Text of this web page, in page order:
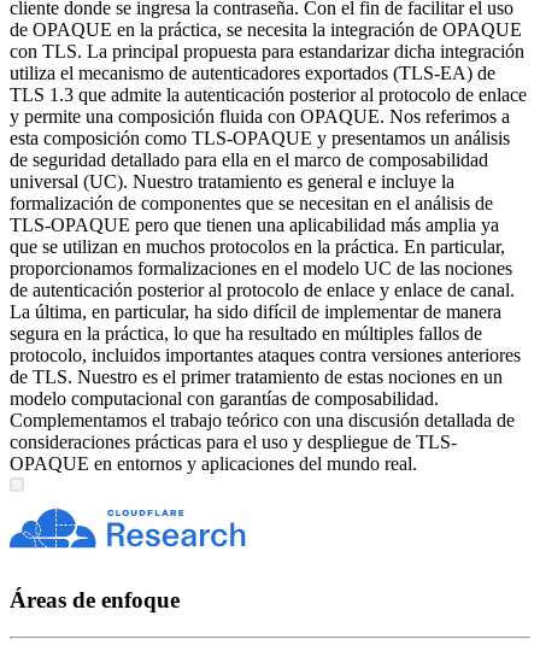
cliente donde se ingresa la contraseña. Con el fin de facilitar el uso
de OPAQUE en la práctica, se necesita la integración de OPAQUE
con TLS. La principal propuesta para estandarizar dicha integración
utiliza el mecanismo de autenticadores exportados (TLS-EA) de
TLS 1.3 que admite la autenticación posterior al protocolo de enlace
y permite una composición fluida con OPAQUE. Nos referimos a
esta composición como TLS-OPAQUE y presentamos un análisis
de seguridad detallado para ella en el marco de composabilidad
universal (UC). Nuestro tratamiento es general e incluye la
formalización de componentes que se necesitan en el análisis de
TLS-OPAQUE pero que tienen una aplicabilidad más amplia ya
que se utilizan en muchos protocolos en la práctica. En particular,
proporcionamos formalizaciones en el modelo UC de las nociones
de autenticación posterior al protocolo de enlace y enlace de canal.
La última, en particular, ha sido difícil de implementar de manera
segura en la práctica, lo que ha resultado en múltiples fallos de
protocolo, incluidos importantes ataques contra versiones anteriores
de TLS. Nuestro es el primer tratamiento de estas nociones en un
modelo computacional con garantías de composabilidad.
Complementamos el trabajo teórico con una discusión detallada de
consideraciones prácticas para el uso y despliegue de TLS-
OPAQUE en entornos y aplicaciones del mundo real.
Áreas de enfoque